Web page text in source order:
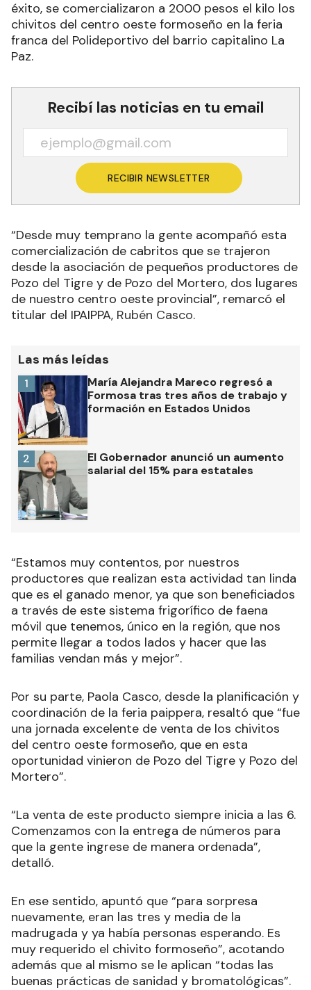
éxito, se comercializaron a 2000 pesos el kilo los
chivitos del centro oeste formoseño en la feria
franca del Polideportivo del barrio capitalino La
Paz.
Recibí las noticias en tu email
RECIBIR NEWSLETTER
“Desde muy temprano la gente acompañó esta
comercialización de cabritos que se trajeron
desde la asociación de pequeños productores de
Pozo del Tigre y de Pozo del Mortero, dos lugares
de nuestro centro oeste provincial”, remarcó el
titular del IPAIPPA, Rubén Casco.
Las más leídas
María Alejandra Mareco regresó a
Formosa tras tres años de trabajo y
formación en Estados Unidos
1
El Gobernador anunció un aumento
salarial del 15% para estatales
2
“Estamos muy contentos, por nuestros
productores que realizan esta actividad tan linda
que es el ganado menor, ya que son beneficiados
a través de este sistema frigorífico de faena
móvil que tenemos, único en la región, que nos
permite llegar a todos lados y hacer que las
familias vendan más y mejor”.
Por su parte, Paola Casco, desde la planificación y
coordinación de la feria paippera, resaltó que “fue
una jornada excelente de venta de los chivitos
del centro oeste formoseño, que en esta
oportunidad vinieron de Pozo del Tigre y Pozo del
Mortero”.
“La venta de este producto siempre inicia a las 6.
Comenzamos con la entrega de números para
que la gente ingrese de manera ordenada”,
detalló.
En ese sentido, apuntó que “para sorpresa
nuevamente, eran las tres y media de la
madrugada y ya había personas esperando. Es
muy requerido el chivito formoseño”, acotando
además que al mismo se le aplican “todas las
buenas prácticas de sanidad y bromatológicas”.